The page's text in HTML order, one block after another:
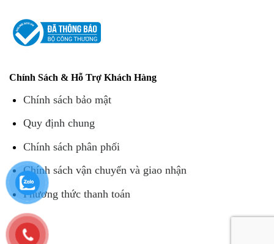
Chính Sách & Hỗ Trợ Khách Hàng
Chính sách bảo mật
Quy định chung
Chính sách phân phối
Chính sách vận chuyển và giao nhận
Phương thức thanh toán